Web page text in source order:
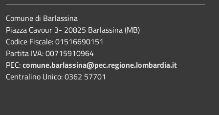
Comune di Barlassina
Piazza Cavour 3- 20825 Barlassina (MB)
Codice Fiscale: 01516690151
Partita IVA: 00715910964
PEC:comune.barlassina@pec.regione.lombardia.it
Centralino Unico: 0362 57701